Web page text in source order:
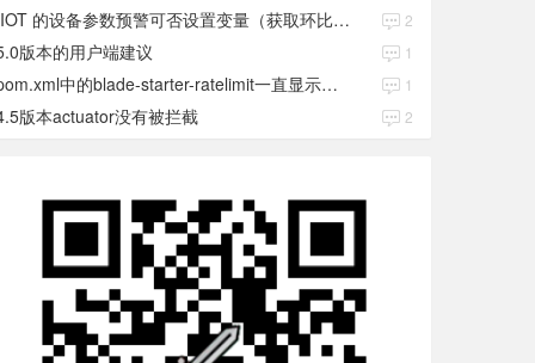
IIOT 的设备参数预警可否设置变量（获取环比数值） 2
版本的用户端建议 1
pom.xml中的blade-starter-ratelimit一直显示红色 1
版本actuator没有被拦截 2